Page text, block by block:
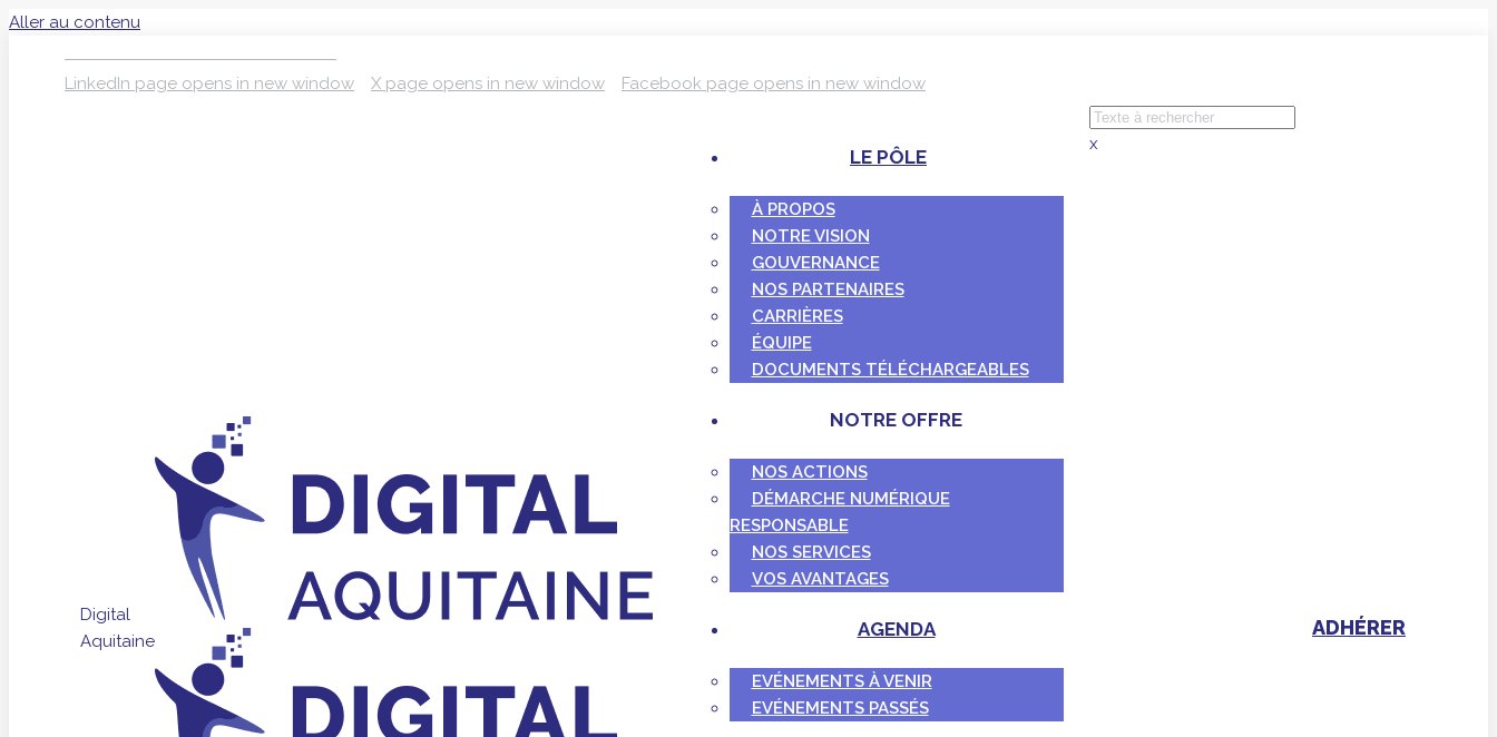
Aller au contenu
LinkedIn page opens in new window X page opens in new window Facebook page opens in new window
Digital
Aquitaine
LE PÔLE
À PROPOS
NOTRE VISION
GOUVERNANCE
NOS PARTENAIRES
CARRIÈRES
ÉQUIPE
DOCUMENTS TÉLÉCHARGEABLES
NOTRE OFFRE
NOS ACTIONS
DÉMARCHE NUMÉRIQUE
RESPONSABLE
NOS SERVICES
VOS AVANTAGES
AGENDA
EVÉNEMENTS À VENIR
EVÉNEMENTS PASSÉS
x
ADHÉRER